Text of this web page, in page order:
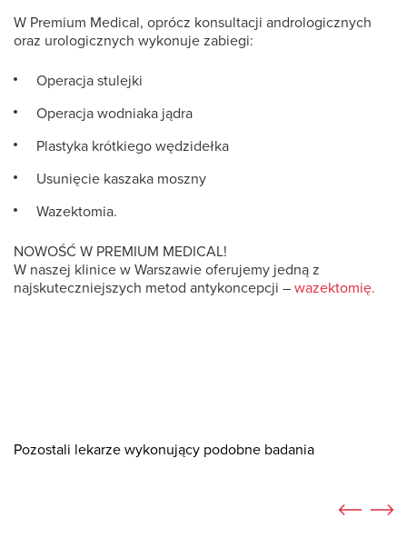
W Premium Medical, oprócz konsultacji andrologicznych
oraz urologicznych wykonuje zabiegi:
Operacja stulejki
Operacja wodniaka jądra
Plastyka krótkiego wędzidełka
Usunięcie kaszaka moszny
Wazektomia.
NOWOŚĆ W PREMIUM MEDICAL!
W naszej klinice w Warszawie oferujemy jedną z
najskuteczniejszych metod antykoncepcji – wazektomię.
Pozostali lekarze wykonujący podobne badania